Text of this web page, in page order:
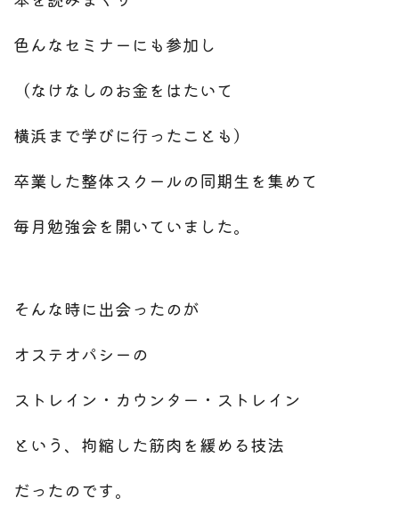
色んなセミナーにも参加し
（なけなしのお金をはたいて
横浜まで学びに行ったことも）
卒業した整体スクールの同期生を集めて
毎月勉強会を開いていました。
そんな時に出会ったのが
オステオパシーの
ストレイン・カウンター・ストレイン
という、拘縮した筋肉を緩める技法
だったのです。